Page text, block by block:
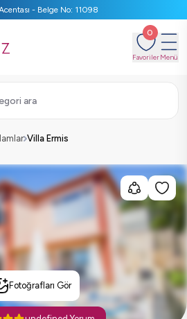
- Belge No: 11098
0
FavorilerMenü
ara
Villa Ermis
Fotoğrafları Gör